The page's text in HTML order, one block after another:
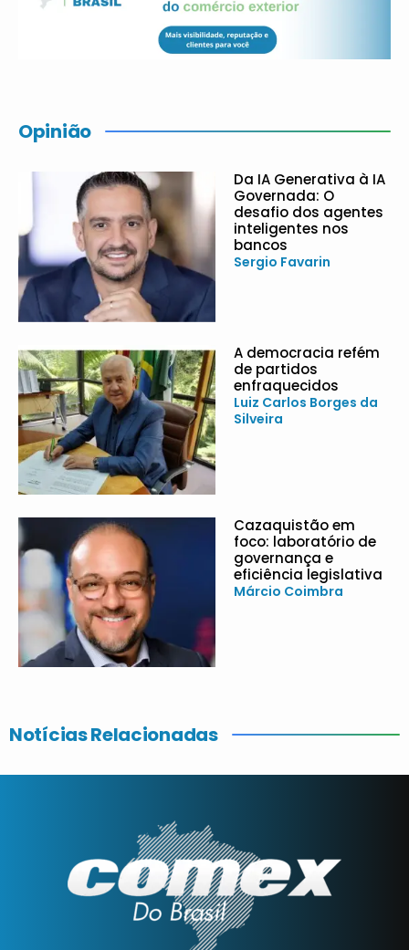
Opinião
Da IA Generativa à IA
Governada: O
desafio dos agentes
inteligentes nos
bancos
Sergio Favarin
A democracia refém
de partidos
enfraquecidos
Luiz Carlos Borges da
Silveira
Cazaquistão em
foco: laboratório de
governança e
eficiência legislativa
Márcio Coimbra
Notícias Relacionadas